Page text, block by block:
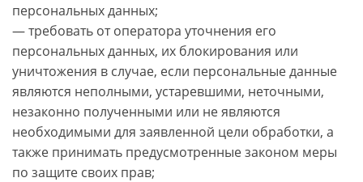
персональных данных;
— требовать от оператора уточнения его
персональных данных, их блокирования или
уничтожения в случае, если персональные данные
являются неполными, устаревшими, неточными,
незаконно полученными или не являются
необходимыми для заявленной цели обработки, а
также принимать предусмотренные законом меры
по защите своих прав;